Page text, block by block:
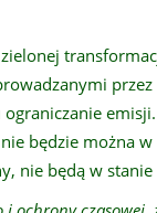
będzie można
nie będą w